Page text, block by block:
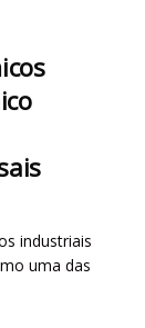
industriais
uma das